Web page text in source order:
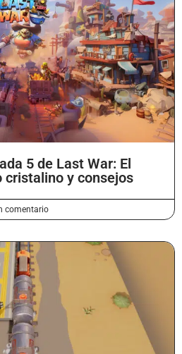
5 de Last War: El
cristalino y consejos
comentario